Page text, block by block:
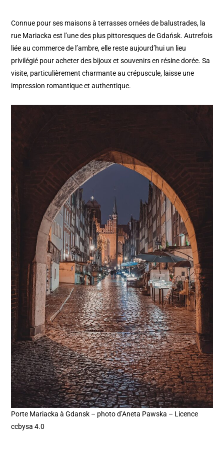
Connue pour ses maisons à terrasses ornées de balustrades, la
rue Mariacka est l’une des plus pittoresques de Gdańsk. Autrefois
liée au commerce de l’ambre, elle reste aujourd’hui un lieu
privilégié pour acheter des bijoux et souvenirs en résine dorée. Sa
visite, particulièrement charmante au crépuscule, laisse une
impression romantique et authentique.
Porte Mariacka à Gdansk – photo d’Aneta Pawska – Licence
ccbysa 4.0